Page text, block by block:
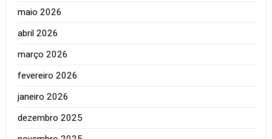
maio 2026
abril 2026
março 2026
fevereiro 2026
janeiro 2026
dezembro 2025